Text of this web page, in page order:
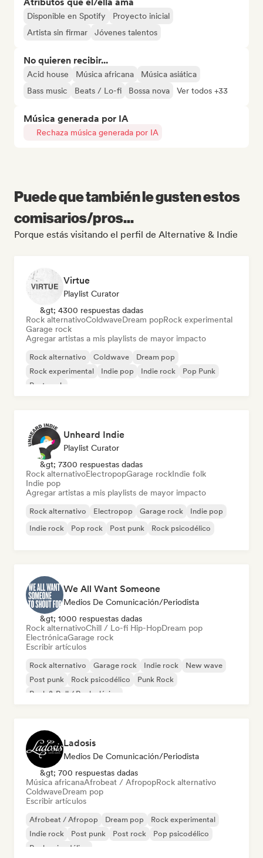
Disponible en Spotify
Proyecto inicial
Artista sin firmar
Jóvenes talentos
No quieren recibir...
Acid house Música africana
Música asiática
Bass music
Beats / Lo-fi Bossa nova Ver todos +33
Música generada por IA
Rechaza música generada por IA
Puede que también le gusten estos
comisarios/pros...
Porque estás visitando el perfil de Alternative & Indie
Virtue
Playlist Curator
&gt; 4300 respuestas dadas
Rock alternativoColdwaveDream popRock experimental
Garage rock
Agregar artistas a mis playlists de mayor impacto
Rock alternativo Coldwave
Dream pop
Rock experimental
Indie pop Indie rock
Pop Punk
Post punk
Unheard Indie
Playlist Curator
&gt; 7300 respuestas dadas
Rock alternativoElectropopGarage rockIndie folk
Indie pop
Agregar artistas a mis playlists de mayor impacto
Rock alternativo Electropop Garage rock
Indie pop
Indie rock
Pop rock Post punk Rock psicodélico
We All Want Someone
Medios De Comunicación/Periodista
&gt; 1000 respuestas dadas
Rock alternativoChill / Lo-fi Hip-HopDream pop
ElectrónicaGarage rock
Escribir artículos
Rock alternativo Garage rock Indie rock
New wave
Post punk
Rock psicodélico
Punk Rock
Rock & Roll / Rock clásico
Ladosis
Medios De Comunicación/Periodista
&gt; 700 respuestas dadas
Música africanaAfrobeat / AfropopRock alternativo
ColdwaveDream pop
Escribir artículos
Afrobeat / Afropop Dream pop
Rock experimental
Indie rock
Post punk Post rock
Pop psicodélico
Rock psicodélico